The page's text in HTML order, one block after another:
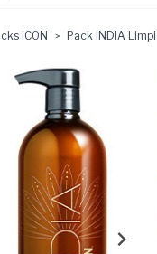
ICON Pack INDIA